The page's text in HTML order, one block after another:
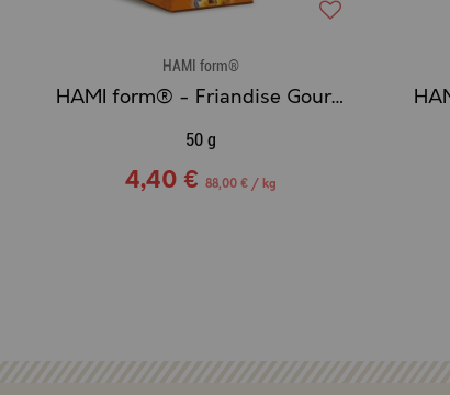
HAMI form®
HAMI form® - Friandise Gourmande - Bouquet de trèfle et plantain
50 g
4,40 € 88,00 € / kg